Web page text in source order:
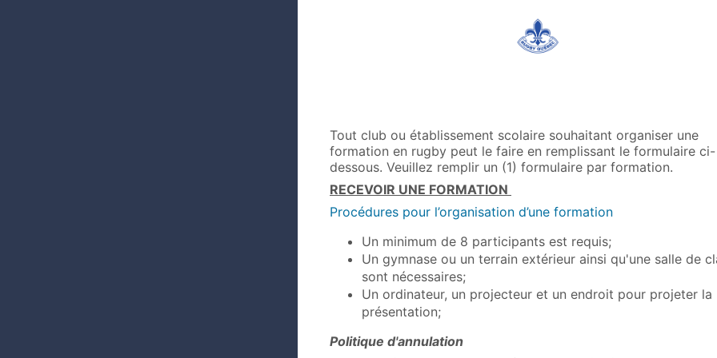
Tout club ou établissement scolaire souhaitant organiser une
formation en rugby peut le faire en remplissant le formulaire ci-
dessous. Veuillez remplir un (1) formulaire par formation.
RECEVOIR UNE FORMATION
Procédures pour l’organisation d’une formation
Un minimum de 8 participants est requis;
Un gymnase ou un terrain extérieur ainsi qu'une salle de
sont nécessaires;
Un ordinateur, un projecteur et un endroit pour projeter la
présentation;
Politique d'annulation